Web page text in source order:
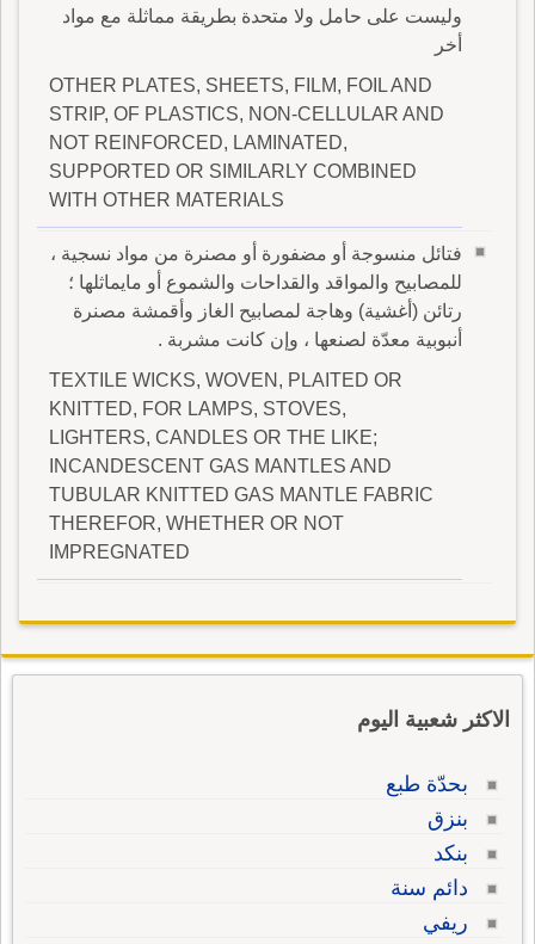
وليست على حامل ولا متحدة بطريقة مماثلة مع مواد
أخر
OTHER PLATES, SHEETS, FILM, FOIL AND
STRIP, OF PLASTICS, NON-CELLULAR AND
NOT REINFORCED, LAMINATED,
SUPPORTED OR SIMILARLY COMBINED
WITH OTHER MATERIALS
فتائل منسوجة أو مضفورة أو مصنرة من مواد نسجية ،
للمصابيح والمواقد والقداحات والشموع أو مايماثلها ؛
رتائن (أغشية) وهاجة لمصابيح الغاز وأقمشة مصنرة
أنبوبية معدّة لصنعها ، وإن كانت مشربة .
TEXTILE WICKS, WOVEN, PLAITED OR
KNITTED, FOR LAMPS, STOVES,
LIGHTERS, CANDLES OR THE LIKE;
INCANDESCENT GAS MANTLES AND
TUBULAR KNITTED GAS MANTLE FABRIC
THEREFOR, WHETHER OR NOT
IMPREGNATED
الاكثر شعبية اليوم
بحدّة طبع
بنزق
بنكد
دائم سنة
ريفي